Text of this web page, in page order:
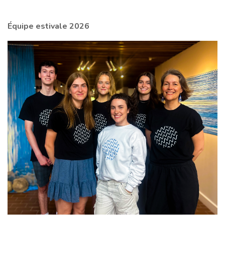
Équipe estivale 2026